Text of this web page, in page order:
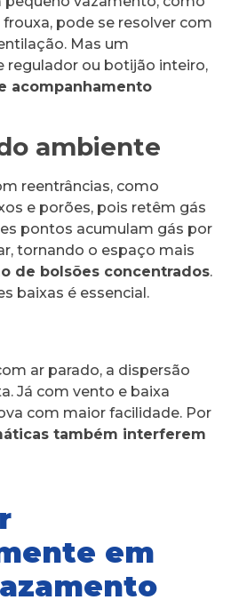
pode se resolver com
Mas um
regulador ou botijão inteiro,
acompanhamento
ambiente
reentrâncias, como
e porões, pois retêm gás
pontos acumulam gás por
tornando o espaço mais
de bolsões concentrados.
baixas é essencial.
ar parado, a dispersão
Já com vento e baixa
com maior facilidade. Por
também interferem
em